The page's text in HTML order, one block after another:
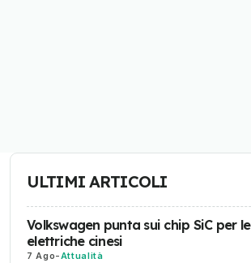
ULTIMI ARTICOLI
Volkswagen punta sui chip SiC per
elettriche cinesi
7 Ago-Attualità